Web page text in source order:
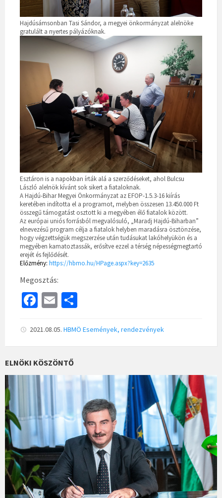
Hajdúsámsonban Tasi Sándor, a megyei önkormányzat alelnöke
gratulált a nyertes pályázóknak.
Esztáron is a napokban írták alá a szerződéseket, ahol Bulcsu
László alelnök kívánt sok sikert a fiataloknak.
A Hajdú-Bihar Megyei Önkormányzat az EFOP-1.5.3-16 kiírás
keretében indította el a programot, melyben összesen 13.450.000 Ft
összegű támogatást osztott ki a megyében élő fiatalok között.
Az európai uniós forrásból megvalósuló, „Maradj Hajdú-Biharban”
elnevezésű program célja a fiatalok helyben maradásra ösztönzése,
hogy végzettségük megszerzése után tudásukat lakóhelyükön és a
megyében kamatoztassák, erősítve ezzel a térség népességmegtartó
erejét és fejlődését.
Előzmény: https://hbmo.hu/HPage.aspx?key=2635
Megosztás:
Fa
b
o
o
k
E
ai
l
ar
e
2021.08.05. HBMÖ Események, rendezvények
ELNÖKI KÖSZÖNTŐ